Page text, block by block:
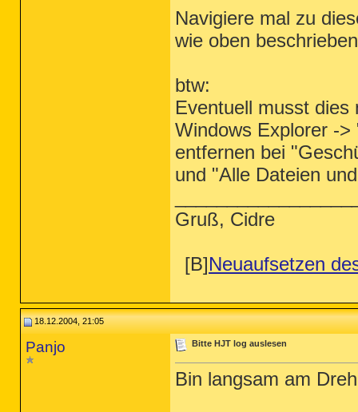
Navigiere mal zu
wie oben
btw:
Eventuell musst dies
Windows Explorer -
entfernen bei
und "Alle Dateien
Gruß, Cidre
[B]Neuaufsetzen
18.12.2004, 21:05
Panjo Bitte HJT log auslesen
Bin langsam am